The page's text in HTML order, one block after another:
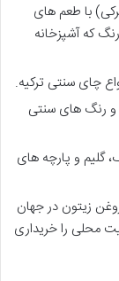
با طعم های
که آشپزخانه
چای سنتی ترکیه.
و رنگ های سنتی
و پارچه های
زیتون در جهان
محلی را خریداری